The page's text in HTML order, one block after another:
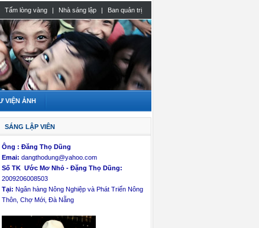
Tấm lòng vàng | Nhà sáng lập | Ban quản trị
VIỆN ẢNH
SÁNG LẬP VIÊN
Ông : Đăng Thọ Dũng
Emai: dangthodung@yahoo.com
Số TK Ước Mơ Nhỏ - Đặng Thọ Dũng:
2009206008503
Tại: Ngân hàng Nông Nghiệp và Phát Triển Nông
Thôn, Chợ Mới, Đà Nẵng